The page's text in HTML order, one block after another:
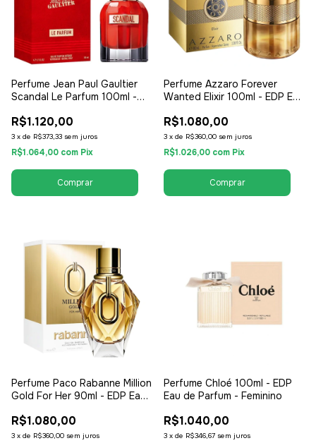
Perfume Jean Paul Gaultier
Scandal Le Parfum 100ml -
R$1.120,00
3 x de R$373,33 sem juros
R$1.064,00 com Pix
Perfume Azzaro Forever
Wanted Elixir 100ml - EDP Eau
R$1.080,00
3 x de R$360,00 sem juros
R$1.026,00 com Pix
Perfume Paco Rabanne Million
Gold For Her 90ml - EDP Eau
R$1.080,00
3 x de R$360,00 sem juros
Perfume Chloé 100ml - EDP
Eau de Parfum - Feminino
R$1.040,00
3 x de R$346,67 sem juros